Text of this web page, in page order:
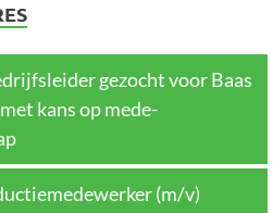
gezocht voor Baas
kans op mede-
(m/v)